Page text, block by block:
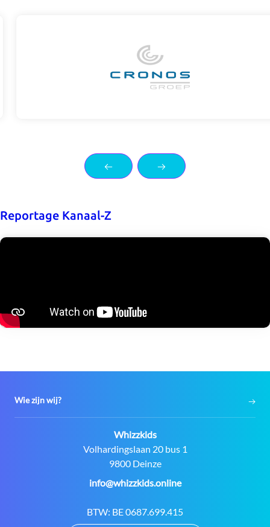
Vorige dia Volgende dia
Reportage Kanaal-Z
Wie zijn wij?
Contact:
Whizzkids
Adres:
Volhardingslaan 20 bus 1
9800 Deinze
E-
info@whizzkids.online
BTW: BE 0687.699.415